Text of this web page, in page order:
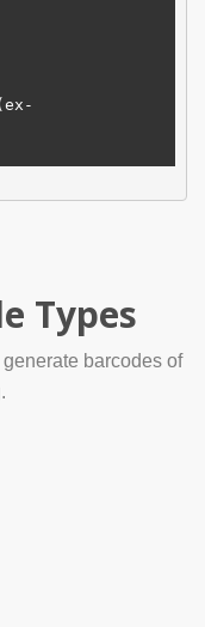
Types
barcodes of